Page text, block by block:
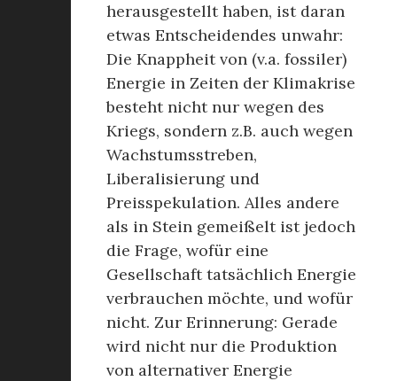
herausgestellt haben, ist daran
etwas Entscheidendes unwahr:
Die Knappheit von (v.a. fossiler)
Energie in Zeiten der Klimakrise
besteht nicht nur wegen des
Kriegs, sondern z.B. auch wegen
Wachstumsstreben,
Liberalisierung und
Preisspekulation. Alles andere
als in Stein gemeißelt ist jedoch
die Frage, wofür eine
Gesellschaft tatsächlich Energie
verbrauchen möchte, und wofür
nicht. Zur Erinnerung: Gerade
wird nicht nur die Produktion
von alternativer Energie